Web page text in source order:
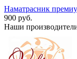
Наматрасник
900 руб.
Наши